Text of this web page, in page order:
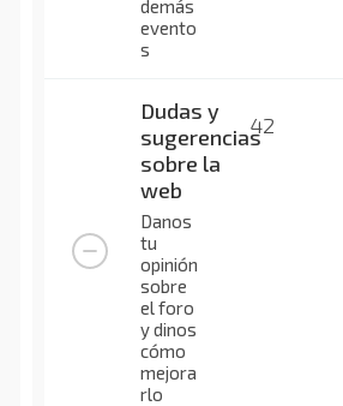
demás
evento
s
Dudas y
sugerencias
sobre la
web
Danos
tu
opinión
sobre
el foro
y dinos
cómo
mejora
rlo
42